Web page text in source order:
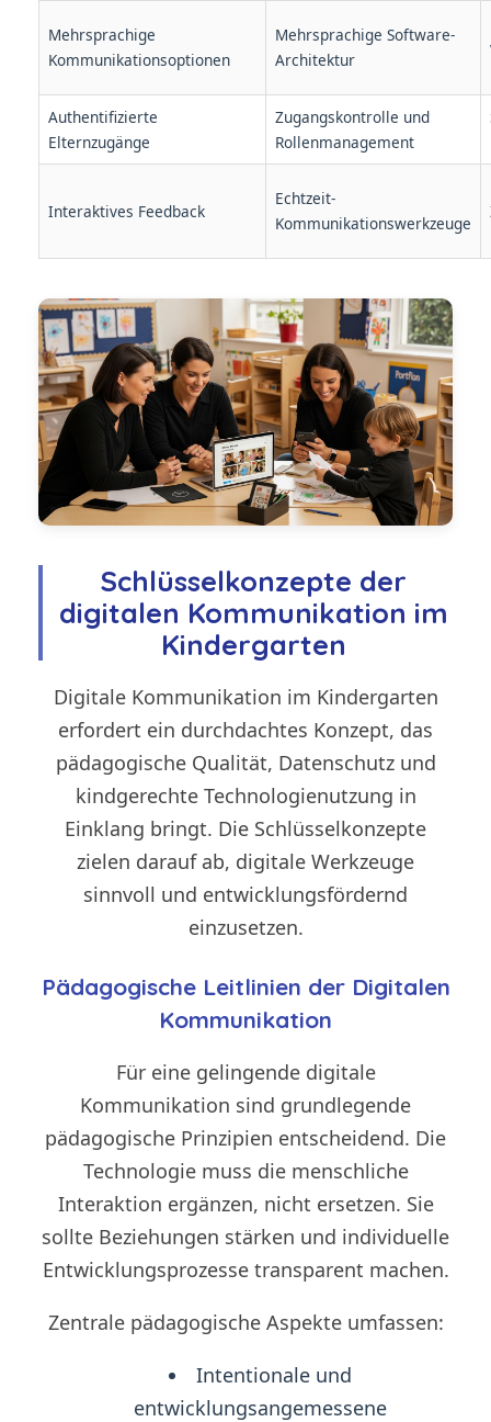
Mehrsprachige
Kommunikationsoptionen
Mehrsprachige Software-
Architektur
Authentifizierte
Elternzugänge
Zugangskontrolle und
Rollenmanagement
Interaktives Feedback
Echtzeit-
Kommunikationswerkzeuge
Schlüsselkonzepte der
digitalen Kommunikation im
Kindergarten
Digitale Kommunikation im Kindergarten
erfordert ein durchdachtes Konzept, das
pädagogische Qualität, Datenschutz und
kindgerechte Technologienutzung in
Einklang bringt. Die Schlüsselkonzepte
zielen darauf ab, digitale Werkzeuge
sinnvoll und entwicklungsfördernd
einzusetzen.
Pädagogische Leitlinien der Digitalen
Kommunikation
Für eine gelingende digitale
Kommunikation sind grundlegende
pädagogische Prinzipien entscheidend. Die
Technologie muss die menschliche
Interaktion ergänzen, nicht ersetzen. Sie
sollte Beziehungen stärken und individuelle
Entwicklungsprozesse transparent machen.
Zentrale pädagogische Aspekte umfassen:
Intentionale und
entwicklungsangemessene